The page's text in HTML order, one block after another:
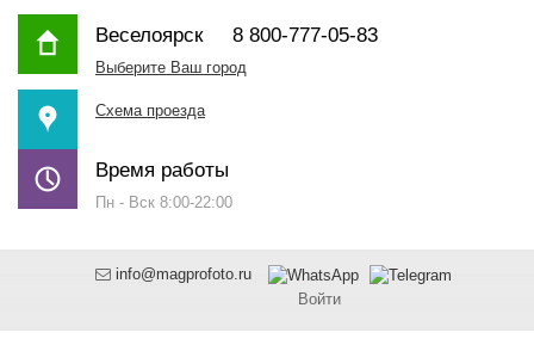
Веселоярск8 800-777-05-83
Выберите Ваш город
Схема проезда
Время работы
Пн - Вск 8:00-22:00
info@magprofoto.ru
Войти